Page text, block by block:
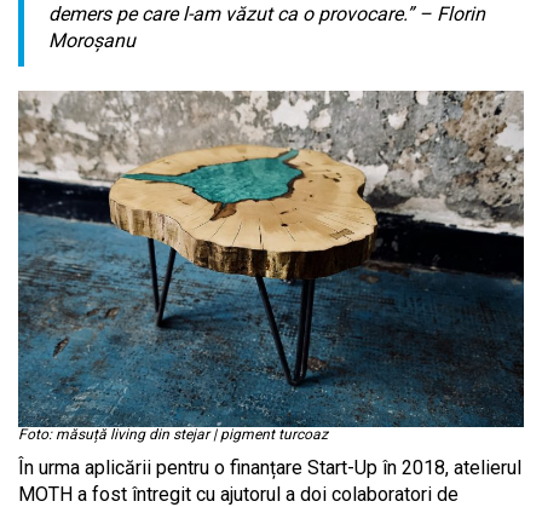
demers pe care l-am văzut ca o provocare.” – Florin
Moroșanu
Foto: măsuță living din stejar | pigment turcoaz
În urma aplicării pentru o finanțare Start-Up în 2018, atelierul
MOTH a fost întregit cu ajutorul a doi colaboratori de